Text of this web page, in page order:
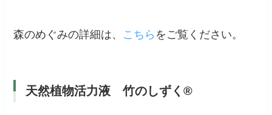
森のめぐみの詳細は、 こちら をご覧ください。
天然植物活力液 竹のしずく®